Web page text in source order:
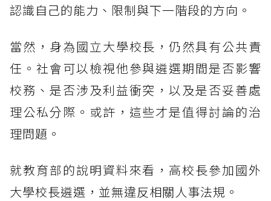
認識自己的能力、限制與下一階段的方向。
當然，身為國立大學校長，仍然具有公共責
任。社會可以檢視他參與遴選期間是否影響
校務、是否涉及利益衝突，以及是否妥善處
理公私分際。或許，這些才是值得討論的治
理問題。
就教育部的說明資料來看，高校長參加國外
大學校長遴選，並無違反相關人事法規。